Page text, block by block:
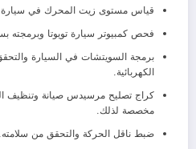
قياس مستوى زيت المحرك في سيارة
فحص كمبيوتر سيارة تويوتا وبرمجته
برمجة السويتشات في السيارة
الكهربائية.
كراج تصليح مرسيدس صيانة وتنظيف
مخصصة لذلك.
ضبط ناقل الحركة والتحقق من سلامته.